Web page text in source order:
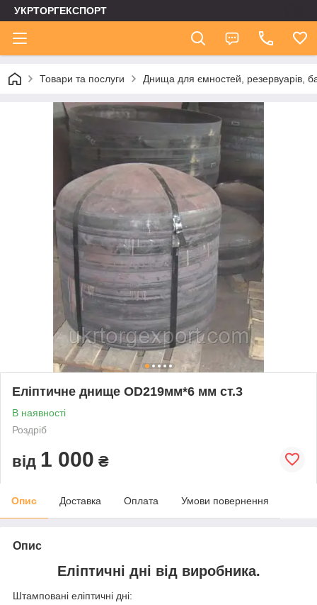
УКРТОРГЕКСПОРТ
Товари та послуги Днища для ємностей, резервуарів,
Еліптичне днище OD219мм*6 мм ст.3
В наявності
Роздріб
від 1 000 ₴
Опис Доставка Оплата Умови повернення
Опис
Еліптичні дні від виробника.
Штамповані еліптичні дні: